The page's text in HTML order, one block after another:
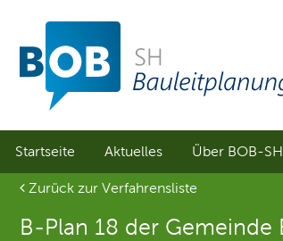
Sprungmenü
Direkt
Hauptnavigation
springen
Direkt
Inhalt
springen
Startseite Aktuelles Über BOB-SH
Aktuelle Seite
Zurück zur Verfahrensliste
B-Plan 18 der